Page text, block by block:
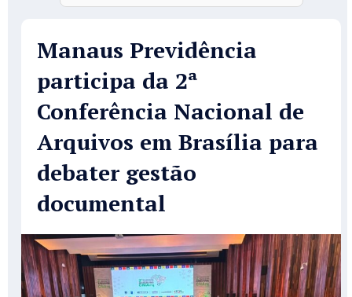
Manaus Previdência
participa da 2ª
Conferência Nacional de
Arquivos em Brasília para
debater gestão
documental